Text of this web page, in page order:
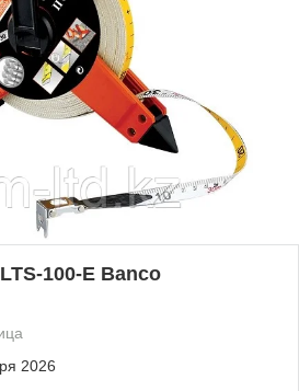
100-E Banco
2026